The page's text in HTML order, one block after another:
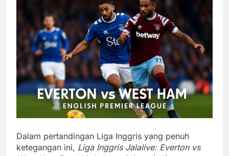
Dalam pertandingan Liga Inggris yang penuh
ketegangan ini, Liga Inggris Jalalive: Everton vs